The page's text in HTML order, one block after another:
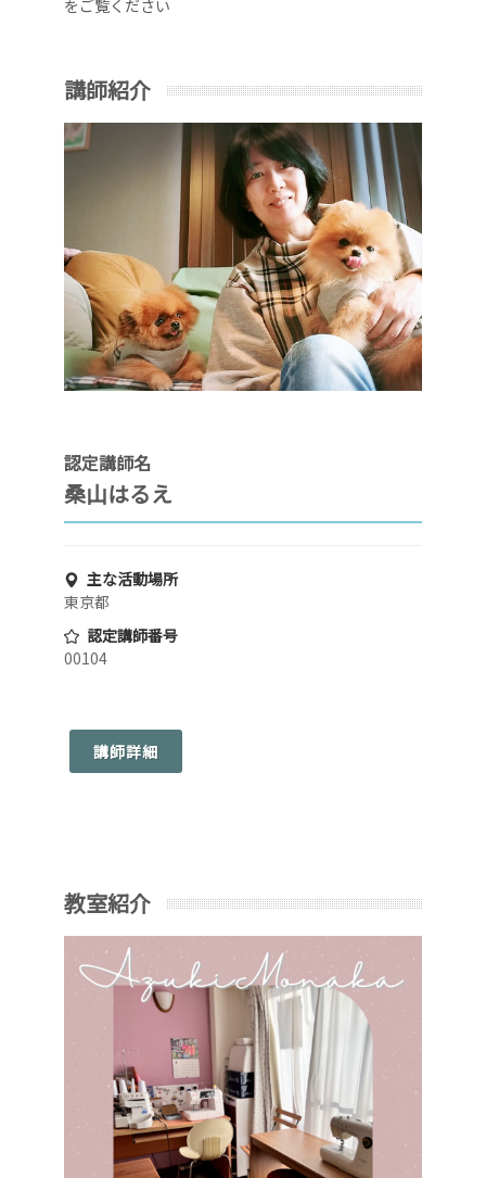
をご覧ください
講師紹介
認定講師名
桑山はるえ
主な活動場所
東京都
認定講師番号
00104
講師詳細
教室紹介